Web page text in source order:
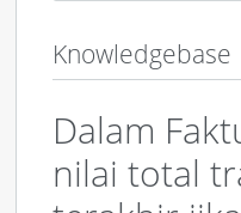
Knowledgebase
Dalam
nilai total